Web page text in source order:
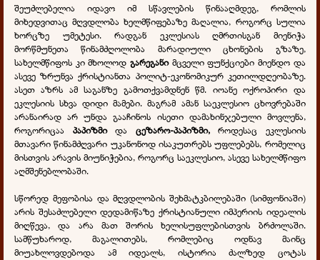
შეუძლებელია იდავო იმ სწავლების წინააღმდეგ, რომლის
მიხედვითაც მღვდლობა ხელმწიფებაზე მაღალია, როგორც სულია
ხორცზე უმეტესი. რადგან ეკლესიას ღმრთისგან მიენიჭა
მორწმუნეთა წინამძღოლობა მარადიული ცხონების გზაზე,
სახელმწიფოს კი მხოლოდგარეგანი მცველი ფუნქციები მიენდო და
ასევე ზრუნვა ქრისტიანთა პოლიტ-ეკონომიკურ კეთილდღეობაზე.
ასეთ აზრს ამ საგანზე გამოთქვამდნენ წმ. იოანე ოქროპირი და
ეკლესიის სხვა დიდი მამები. მაგრამ ამან საეკლესიო ცხოვრებაში
არანაირად არ უნდა გააჩინოს ისეთი დამახინჯებული მოვლენა,
როგორიცაა პაპიზმიდა ცეზარო-პაპიზმი,როდესაც ეკლესიის
მთავარი წინამძღვარი უკანონოდ ისაკუთრებს უფლებებს, რომელიც
მისთვის არავის მიუნიჭებია, როგორც საეკლესიო, ასევე სახელმწიფო
აღმშენებლობაში.
სწორედ მეფობისა და მღვდლობის შეხმატკბილებაში (სიმფონიაში)
არის შესაძლებელი დედამიწაზე ქრისტიანული იმპერიის იდეალის
მიღწევა, და არა მათ შორის ხელისუფლებისთვის ბრძოლაში.
სამწუხაროდ, მაგალითებს, რომლებიც ოდნავ მაინც
მიუახლოვდებოდა ამ იდეალს, ისტორია ძალზედ ცოტას